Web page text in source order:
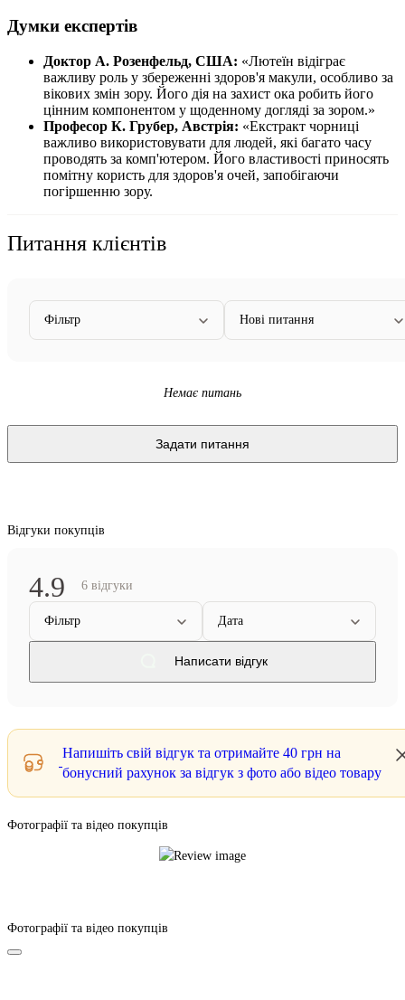
Думки експертів
Доктор А. Розенфельд, США: «Лютеїн відіграє
важливу роль у збереженні здоров'я макули, особливо за
вікових змін зору. Його дія на захист ока робить його
цінним компонентом у щоденному догляді за зором.»
Професор К. Грубер, Австрія: «Екстракт чорниці
важливо використовувати для людей, які багато часу
проводять за комп'ютером. Його властивості приносять
помітну користь для здоров'я очей, запобігаючи
погіршенню зору.
Питання клієнтів
Фільтр Нові питання
Немає питань
Задати питання
Відгуки покупців
4.9 6 відгуки
Фільтр Дата
Написати відгук
Напишіть свій відгук та отримайте 40 грн на
бонусний рахунок за відгук з фото або відео товару
Фотографії та відео покупців
Фотографії та відео покупців